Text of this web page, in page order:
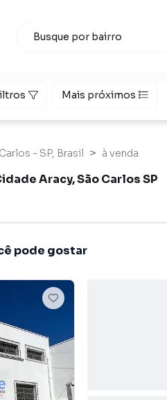
Mais próximos
- SP, Brasil à venda
Aracy, São Carlos SP
pode gostar